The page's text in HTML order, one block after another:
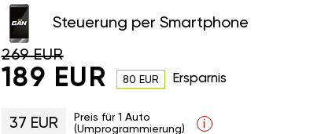
Steuerung per Smartphone
269 EUR
189 EUR 80 EUR Ersparnis
37 EUR
Preis für 1 Auto
(Umprogrammierung)
i